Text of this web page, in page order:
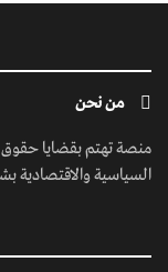
من نحن
منصة تهتم بقضايا حقوق
السياسية والاقتصادية